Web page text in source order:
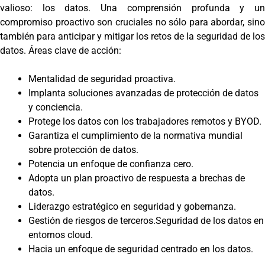
valioso: los datos. Una comprensión profunda y un
compromiso proactivo son cruciales no sólo para abordar, sino
también para anticipar y mitigar los retos de la seguridad de los
datos. Áreas clave de acción:
Mentalidad de seguridad proactiva.
Implanta soluciones avanzadas de protección de datos
y conciencia.
Protege los datos con los trabajadores remotos y BYOD.
Garantiza el cumplimiento de la normativa mundial
sobre protección de datos.
Potencia un enfoque de confianza cero.
Adopta un plan proactivo de respuesta a brechas de
datos.
Liderazgo estratégico en seguridad y gobernanza.
Gestión de riesgos de terceros.Seguridad de los datos en
entornos cloud.
Hacia un enfoque de seguridad centrado en los datos.